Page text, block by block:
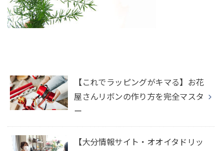
【これでラッピングがキマる】お花
屋さんリボンの作り方を完全マスタ
ー
【大分情報サイト・オオイタドリッ